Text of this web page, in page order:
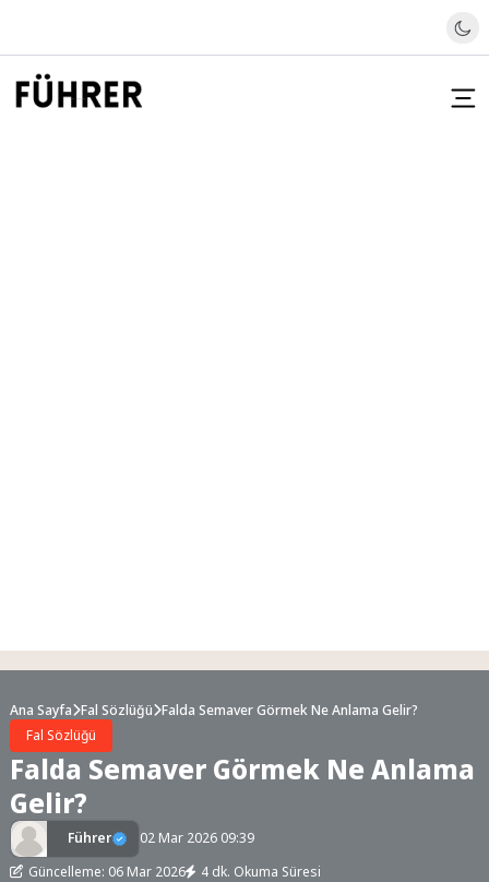
Ana Sayfa Fal Sözlüğü Falda Semaver Görmek Ne Anlama Gelir?
Fal Sözlüğü
Falda Semaver Görmek Ne Anlama
Gelir?
Führer
02 Mar 2026 09:39
Güncelleme: 06 Mar 2026
4 dk. Okuma Süresi